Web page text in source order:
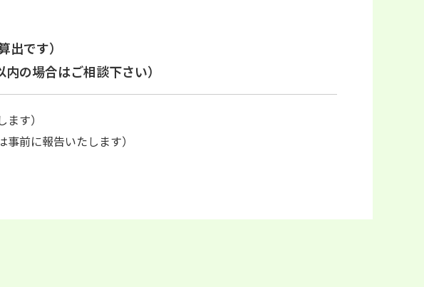
い時間で算出です）
用で60分以内の場合はご相談下さい）
す）
前に報告いたします）